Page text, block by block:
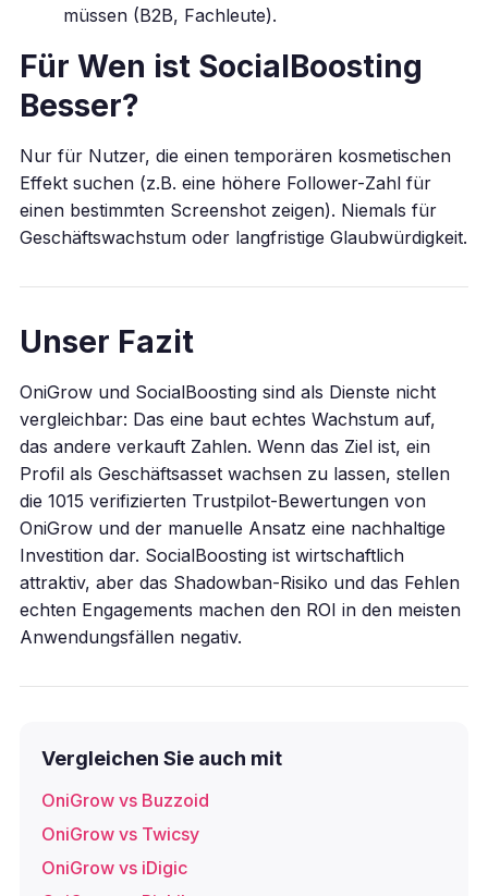
müssen (B2B, Fachleute).
Für Wen ist SocialBoosting
Besser?
Nur für Nutzer, die einen temporären kosmetischen
Effekt suchen (z.B. eine höhere Follower-Zahl für
einen bestimmten Screenshot zeigen). Niemals für
Geschäftswachstum oder langfristige Glaubwürdigkeit.
Unser Fazit
OniGrow und SocialBoosting sind als Dienste nicht
vergleichbar: Das eine baut echtes Wachstum auf,
das andere verkauft Zahlen. Wenn das Ziel ist, ein
Profil als Geschäftsasset wachsen zu lassen, stellen
die 1015 verifizierten Trustpilot-Bewertungen von
OniGrow und der manuelle Ansatz eine nachhaltige
Investition dar. SocialBoosting ist wirtschaftlich
attraktiv, aber das Shadowban-Risiko und das Fehlen
echten Engagements machen den ROI in den meisten
Anwendungsfällen negativ.
Vergleichen Sie auch mit
OniGrow vs Buzzoid
OniGrow vs Twicsy
OniGrow vs iDigic